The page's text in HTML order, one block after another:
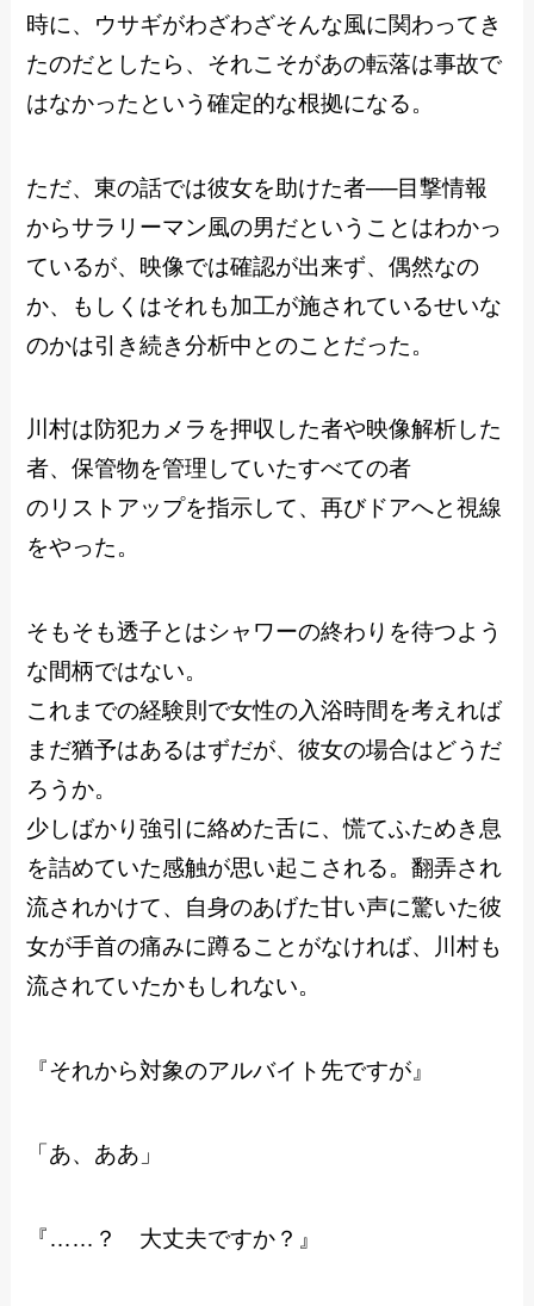
時に、ウサギがわざわざそんな風に関わってき
たのだとしたら、それこそがあの転落は事故で
はなかったという確定的な根拠になる。
ただ、東の話では彼女を助けた者──目撃情報
からサラリーマン風の男だということはわかっ
ているが、映像では確認が出来ず、偶然なの
か、もしくはそれも加工が施されているせいな
のかは引き続き分析中とのことだった。
川村は防犯カメラを押収した者や映像解析した
者、保管物を管理していたすべての者
のリストアップを指示して、再びドアへと視線
をやった。
そもそも透子とはシャワーの終わりを待つよう
な間柄ではない。
これまでの経験則で女性の入浴時間を考えれば
まだ猶予はあるはずだが、彼女の場合はどうだ
ろうか。
少しばかり強引に絡めた舌に、慌てふためき息
を詰めていた感触が思い起こされる。翻弄され
流されかけて、自身のあげた甘い声に驚いた彼
女が手首の痛みに蹲ることがなければ、川村も
流されていたかもしれない。
『それから対象のアルバイト先ですが』
「あ、ああ」
『……？ 大丈夫ですか？』